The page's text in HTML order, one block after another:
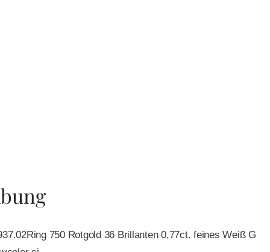
750 Rotgold 36 Brillanten 0,77ct. feines Weiß G